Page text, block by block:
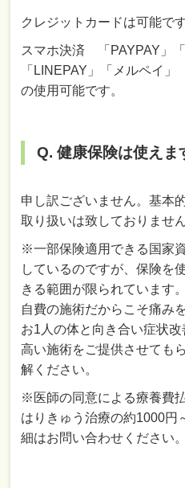
クレジットカードは可能です
スマホ決済 「PAYPAY」「
「LINEPAY」「メルペイ」
の使用可能です。
Q. 健康保険は使えま
申し訳ございません。基本
取り扱いは致しておりません
※一部保険適用できる国家
しているのですが、保険を
きる範囲が限られています。
自費の施術だからこそ痛み
お1人の体と向き合い症状
高い施術をご提供させても
解ください。
※医師の同意による療養費
はりきゅう治療の約1000円
細はお問い合わせください。